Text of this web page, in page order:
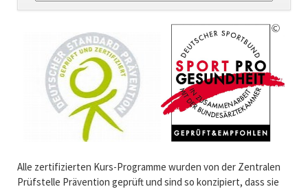
überspringen
Alle zertifizierten Kurs-Programme wurden von der Zentralen
Prüfstelle Prävention geprüft und sind so konzipiert, dass sie